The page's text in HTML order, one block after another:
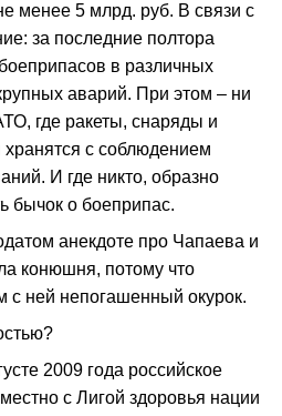
менее 5 млрд. руб. В связи с
за последние полтора
в различных
аварий. При этом – ни
где ракеты, снаряды и
с соблюдением
И где никто, образно
бычок о боеприпас.
анекдоте про Чапаева и
конюшня, потому что
с ней непогашенный окурок.
2009 года российское
с Лигой здоровья нации